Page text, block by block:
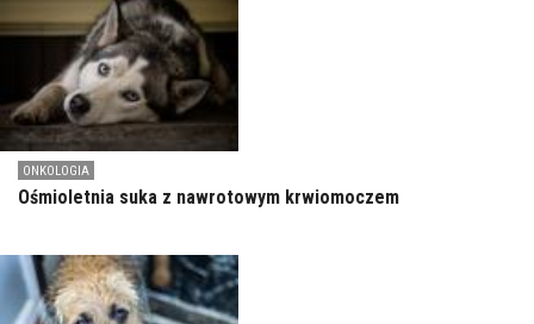
ONKOLOGIA
Ośmioletnia suka z nawrotowym krwiomoczem